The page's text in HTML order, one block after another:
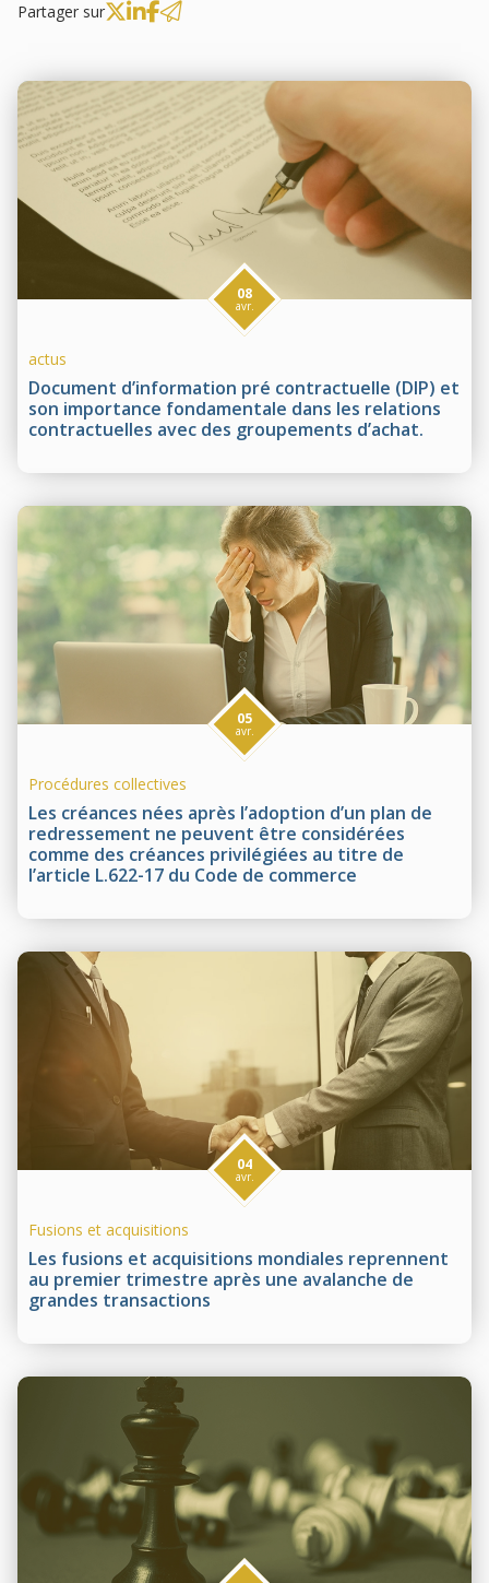
Partager sur
Document d’information pré contractuelle (DIP) et
son importance fondamentale dans les relations
contractuelles avec des groupements d’achat.
08
avr.
actus
Les créances nées après l’adoption d’un plan de
redressement ne peuvent être considérées
comme des créances privilégiées au titre de
l’article L.622-17 du Code de commerce
05
avr.
Procédures collectives
Les fusions et acquisitions mondiales reprennent
au premier trimestre après une avalanche de
grandes transactions
04
avr.
Fusions et acquisitions